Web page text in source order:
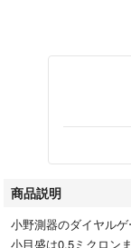
商品説明
小野測器のダイヤル
小目盛は0.5ミクロン